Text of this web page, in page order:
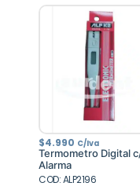
$4.990 C/Iva
Termometro Digital
Alarma
COD: ALP2196